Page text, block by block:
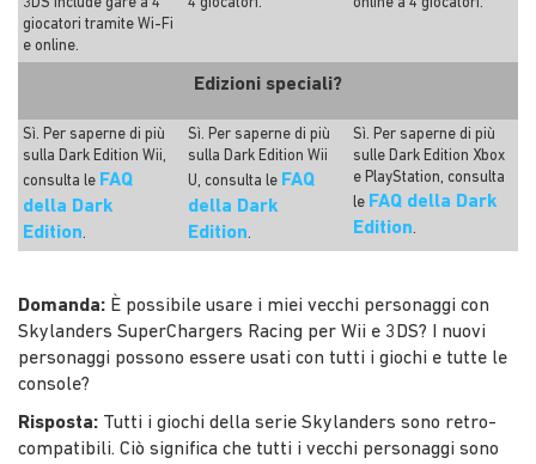
giocatori tramite Wi-Fi
e online.
Edizioni speciali?
Sì. Per saperne di più
sulla Dark Edition Wii,
consulta le FAQ
della Dark
Edition.
Sì. Per saperne di più
sulla Dark Edition Wii
U, consulta le FAQ
della Dark
Edition.
Sì. Per saperne di più
sulle Dark Edition Xbox
e PlayStation, consulta
le FAQ della Dark
Edition.
Domanda: È possibile usare i miei vecchi personaggi con
Skylanders SuperChargers Racing per Wii e 3DS? I nuovi
personaggi possono essere usati con tutti i giochi e tutte le
console?
Risposta: Tutti i giochi della serie Skylanders sono retro-
compatibili. Ciò significa che tutti i vecchi personaggi sono